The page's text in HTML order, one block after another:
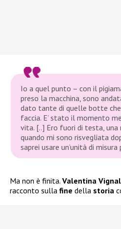
Io a quel punto – con il
preso la macchina, sono
dato tante di quelle botte
faccia. E’ stato il momento
vita. [..] Ero fuori di testa, una
quando mi sono risvegliata
saprei usare un’unità di
Ma non è finita. Valentina
racconto sulla fine della storia